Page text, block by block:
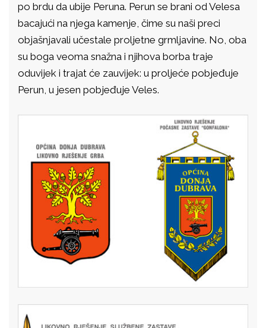
po brdu da ubije Peruna. Perun se brani od Velesa
bacajući na njega kamenje, čime su naši preci
objašnjavali učestale proljetne grmljavine. No, oba
su boga veoma snažna i njihova borba traje
oduvijek i trajat će zauvijek: u proljeće pobjeđuje
Perun, u jesen pobjeđuje Veles.